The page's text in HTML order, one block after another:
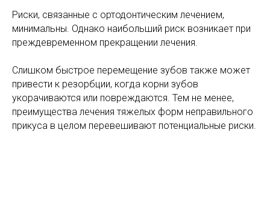
Риски, связанные с ортодонтическим лечением,
минимальны. Однако наибольший риск возникает при
преждевременном прекращении лечения.
Слишком быстрое перемещение зубов также может
привести к резорбции, когда корни зубов
укорачиваются или повреждаются. Тем не менее,
преимущества лечения тяжелых форм неправильного
прикуса в целом перевешивают потенциальные риски.